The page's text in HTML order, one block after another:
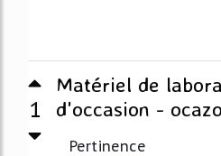
1
Matériel de
d'occasion -
Pertinence